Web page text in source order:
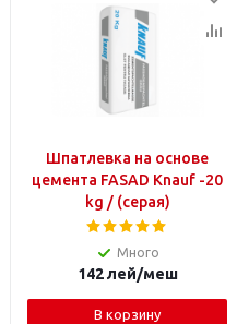
Шпатлевка на основе
цемента FASAD Knauf -20
kg / (серая)
Много
142лей/меш
В корзину